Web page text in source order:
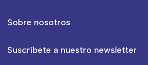
Sobre nosotros
Suscríbete a nuestro newsletter